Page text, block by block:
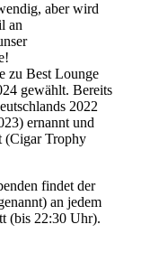
aber wird
an
zu Best Lounge
gewählt. Bereits
2022
ernannt und
(Cigar Trophy
findet der
an jedem
(bis 22:30 Uhr).